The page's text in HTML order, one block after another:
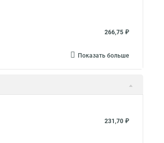
266,75 ₽
Показать больше
231,70 ₽